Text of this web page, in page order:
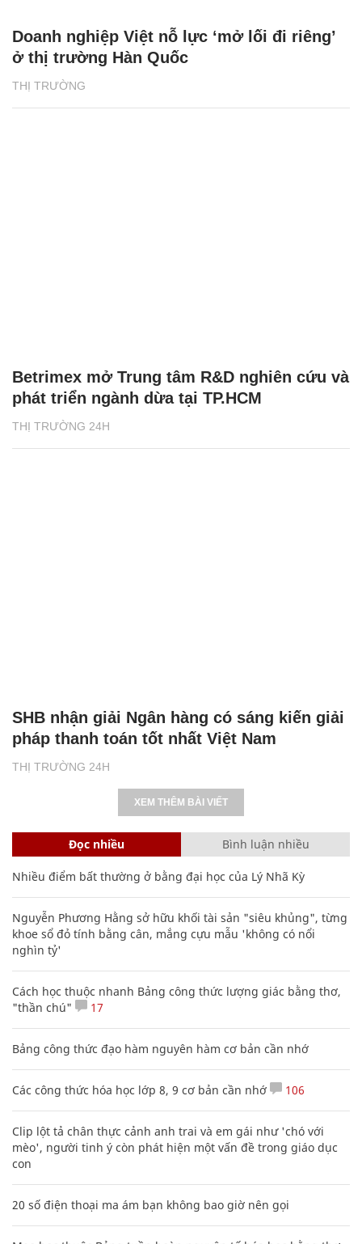
THỊ TRƯỜNG
Doanh nghiệp Việt nỗ lực ‘mở lối đi riêng’
ở thị trường Hàn Quốc
THỊ TRƯỜNG 24H
Betrimex mở Trung tâm R&D nghiên cứu và
phát triển ngành dừa tại TP.HCM
THỊ TRƯỜNG 24H
SHB nhận giải Ngân hàng có sáng kiến giải
pháp thanh toán tốt nhất Việt Nam
XEM THÊM BÀI VIẾT
Đọc nhiều Bình luận nhiều
Nhiều điểm bất thường ở bằng đại học của Lý Nhã Kỳ
Nguyễn Phương Hằng sở hữu khối tài sản "siêu khủng", từng
khoe sổ đỏ tính bằng cân, mắng cựu mẫu 'không có nổi
nghìn tỷ'
Cách học thuộc nhanh Bảng công thức lượng giác bằng thơ,
"thần chú"
17
Bảng công thức đạo hàm nguyên hàm cơ bản cần nhớ
Các công thức hóa học lớp 8, 9 cơ bản cần nhớ 106
Clip lột tả chân thực cảnh anh trai và em gái như 'chó với
mèo', người tinh ý còn phát hiện một vấn đề trong giáo dục
con
20 số điện thoại ma ám bạn không bao giờ nên gọi